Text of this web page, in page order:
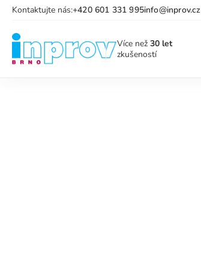
Kontaktujte nás:+420 601 331 995info@inprov.cz
Více než 30 let
zkušeností